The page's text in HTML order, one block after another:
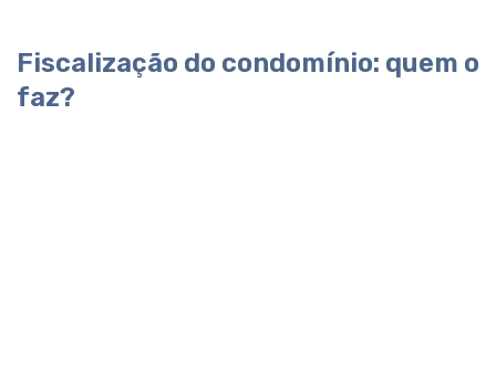
Fiscalização do condomínio: quem o
faz?